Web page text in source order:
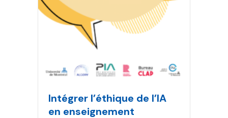
Intégrer l’éthique de l’IA
en enseignement